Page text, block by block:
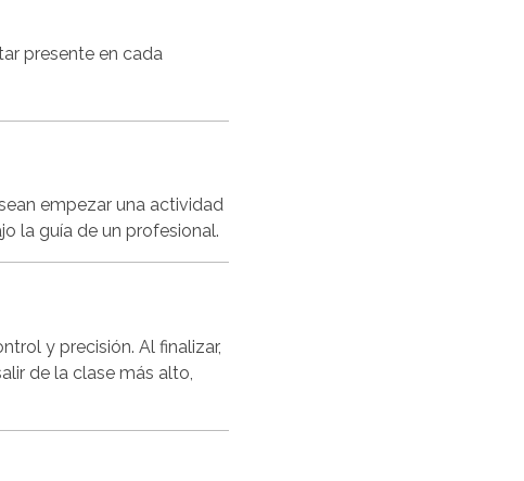
presente en cada
empezar una actividad
la guía de un profesional.
y precisión. Al finalizar,
de la clase más alto,